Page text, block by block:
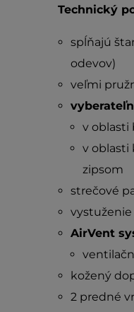
Technický
spĺňajú
odevov)
veľmi
v oblasti
v oblasti
zipsom
strečové
AirVent
kožený
2 predné